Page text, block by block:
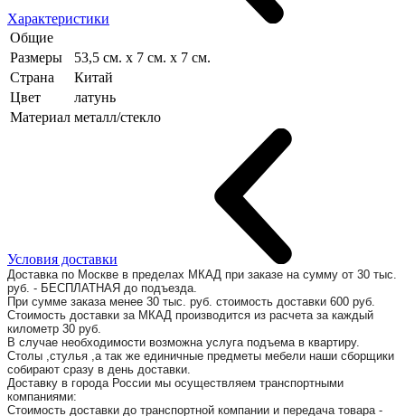
Характеристики
Общие
Размеры
53,5 см. x 7 см. x 7 см.
Страна
Китай
Цвет
латунь
Материал металл/стекло
Условия доставки
Доставка по Москве в пределах МКАД при заказе на сумму от 30 тыс.
руб. - БЕСПЛАТНАЯ до подъезда.
При сумме заказа менее 30 тыс. руб. стоимость доставки 600 руб.
Стоимость доставки за МКАД производится из расчета за каждый
километр 30 руб.
В случае необходимости возможна услуга подъема в квартиру.
Столы ,стулья ,а так же единичные предметы мебели наши сборщики
собирают сразу в день доставки.
Доставку в города России мы осуществляем транспортными
компаниями:
Стоимость доставки до транспортной компании и передача товара -